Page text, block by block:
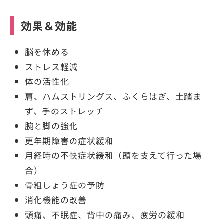
効果＆効能
脳を休める
ストレス軽減
体の活性化
肩、ハムストリングス、ふくらはぎ、土踏ま
ず、手のストレッチ
腕と脚の強化
更年期障害の症状緩和
月経時の不快症状緩和（頭を支えて行った場
合）
骨粗しょう症の予防
消化機能の改善
頭痛、不眠症、背中の痛み、疲労の緩和